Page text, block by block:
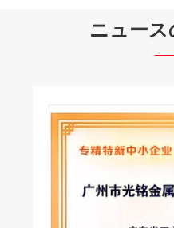
ニュー